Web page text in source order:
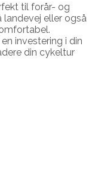
til forår- og
landevej eller også
investering i din
din cykeltur